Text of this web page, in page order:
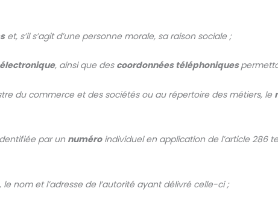
et, s’il s’agit d’une personne morale, sa raison sociale ;
, ainsi que des coordonnées téléphoniques
du commerce et des sociétés ou au répertoire des métiers, le
par un numéroindividuel en application de l’article 286
, le nom et l’adresse de l’autorité ayant délivré celle-ci ;